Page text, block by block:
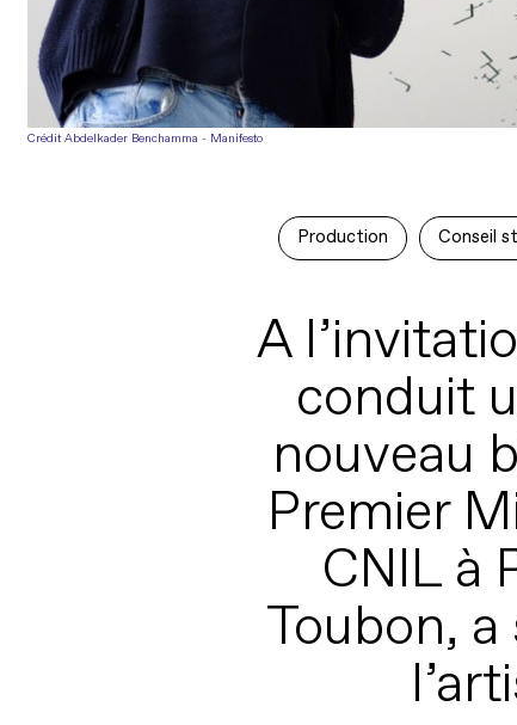
Crédit Abdelkader Benchamma - Manifesto
Production Conseil
A
conduit
nouveau
Premier
CNIL à
Toubon,